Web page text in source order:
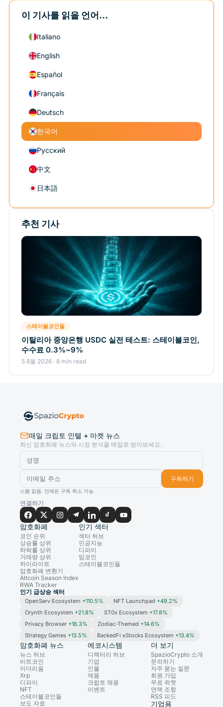
이 기사를 읽을 언어...
Italiano
English
Español
Français
Deutsch
한국어
Русский
中文
日本語
추천 기사
스테이블코인들
이탈리아 중앙은행 USDC 실전 테스트: 스테이블코인,
수수료 0.3%~9%
5 8월 2026 · 8 min read
매일 크립토 인텔 + 마켓 뉴스
최신 암호화폐 뉴스와 시장 분석을 메일로 받아보세요.
구독하기
스팸 없음. 언제든 구독 취소 가능.
연결하기
암호화폐
코인 순위
상승률 상위
하락률 상위
거래량 상위
하이라이트
암호화폐 변환기
Altcoin Season Index
RWA Tracker
인기 섹터
섹터 허브
인공지능
디파이
밈코인
스테이블코인들
인기 급상승 섹터
OpenServ Ecosystem +110.5% NFT Launchpad +49.2%
Orynth Ecosystem +21.8% ST0x Ecosystem +17.8%
Privacy Browser +16.3% Zodiac-Themed +14.6%
Strategy Games +13.5% BackedFi xStocks Ecosystem +13.4%
암호화폐 뉴스
뉴스 허브
비트코인
이더리움
Xrp
디파이
NFT
스테이블코인들
보도 자료
에코시스템
디렉터리 허브
기업
인물
제품
크립토 채용
이벤트
더 보기
SpazioCrypto 소개
문의하기
자주 묻는 질문
회원 가입
무료 위젯
면책 조항
RSS 피드
기업용